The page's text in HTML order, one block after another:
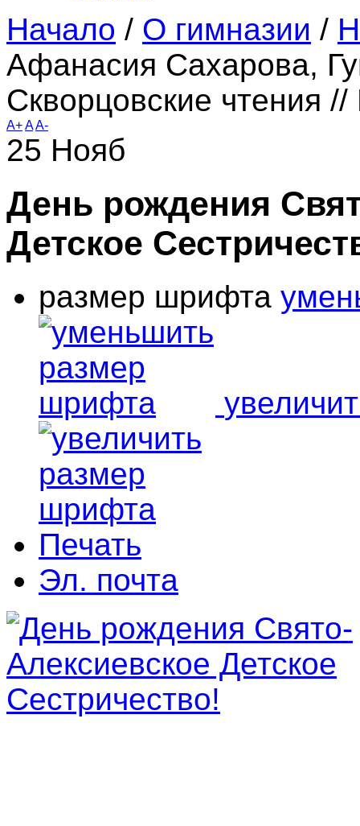
Начало / О гимназии /
Афанасия Сахарова,
Скворцовские чтения
A+AA-
25 Нояб
День рождения
Детское
размер шрифта
Печать
Эл. почта